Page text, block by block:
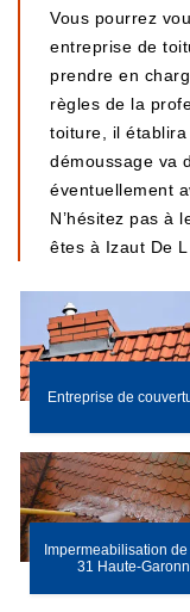
Vous pourrez
entreprise de
prendre en
règles de la
toiture, il
démoussage va
éventuellement
N’hésitez pas à
êtes à Izaut De L
Entreprise de
Impermeabilisation
31 Haute-